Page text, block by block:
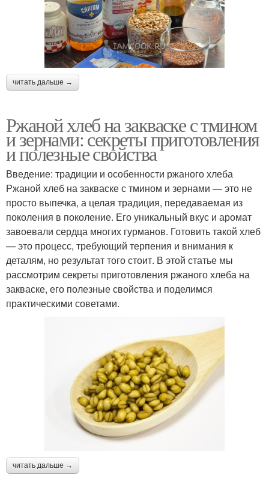
читать дальше →
Ржаной хлеб на закваске с тмином
и зернами: секреты приготовления
и полезные свойства
Введение: традиции и особенности ржаного хлеба
Ржаной хлеб на закваске с тмином и зернами — это не
просто выпечка, а целая традиция, передаваемая из
поколения в поколение. Его уникальный вкус и аромат
завоевали сердца многих гурманов. Готовить такой хлеб
— это процесс, требующий терпения и внимания к
деталям, но результат того стоит. В этой статье мы
рассмотрим секреты приготовления ржаного хлеба на
закваске, его полезные свойства и поделимся
практическими советами.
читать дальше →